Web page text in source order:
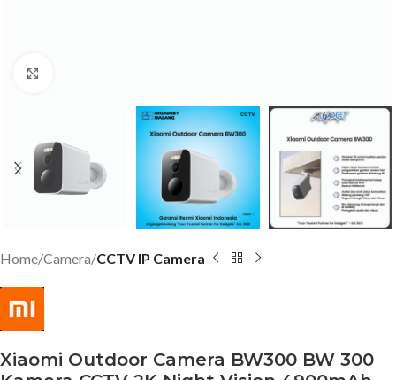
Home Camera CCTV IP Camera
Xiaomi Outdoor Camera BW300 BW 300